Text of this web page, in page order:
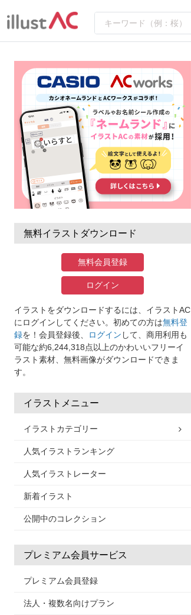
無料イラストダウンロード
無料会員登録
ログイン
イラストをダウンロードするには、イラストAC
にログインしてください。初めての方は無料登
録を！会員登録後、 ログイン して、商用利用も
可能な約6,244,318点以上のかわいいフリーイ
ラスト素材、無料画像がダウンロードできま
す。
イラストメニュー
イラストカテゴリー
人気イラストランキング
人気イラストレーター
新着イラスト
公開中のコレクション
プレミアム会員サービス
プレミアム会員登録
法人・複数名向けプラン